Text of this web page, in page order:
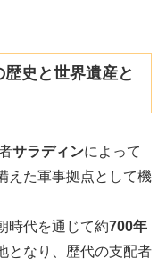
史と世界遺産と
サラディンによって
えた軍事拠点として機
時代を通じて約700年
となり、歴代の支配者